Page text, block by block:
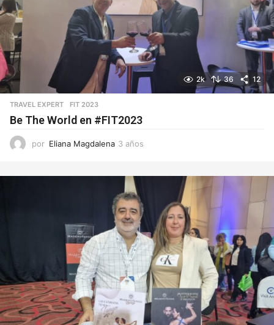
2k 36 12
TRAVEL EXPERT FIT 2023
Be The World en #FIT2023
por Eliana Magdalena 3 años
o